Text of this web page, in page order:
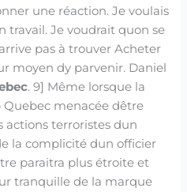
une réaction. Je voulais
travail. Je voudrait quon se
pas à trouver Acheter
moyen dy parvenir. Daniel
. 9] Même lorsque la
Quebec menacée dêtre
actions terroristes dun
la complicité dun officier
paraitra plus étroite et
tranquille de la marque